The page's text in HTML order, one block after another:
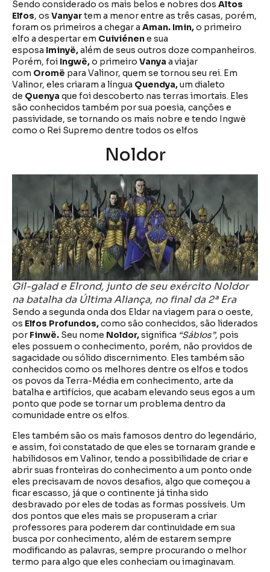
Sendo considerado os mais belos e nobres dos Altos
Elfos, os Vanyartem a menor entre as três casas, porém,
foram os primeiros a chegar a Aman. Imin,o primeiro
elfo a despertar em Cuiviénene sua
esposa Iminyë,além de seus outros doze companheiros.
Porém, foi Ingwë,o primeiro Vanya a viajar
com Oromë para Valinor, quem se tornou seu rei. Em
Valinor, eles criaram a língua Quendya,um dialeto
de Quenya que foi descoberto nas terras imortais. Eles
são conhecidos também por sua poesia, canções e
passividade, se tornando os mais nobre e tendo Ingwë
como o Rei Supremo dentre todos os elfos
Noldor
Gil-galad e Elrond, junto de seu exército Noldor
na batalha da Última Aliança, no final da 2ª Era
Sendo a segunda onda dos Eldar na viagem para o oeste,
os Elfos Profundos,como são conhecidos, são liderados
por Finwë. Seu nome Noldor,significa “Sábios”, pois
eles possuem o conhecimento, porém, não providos de
sagacidade ou sólido discernimento. Eles também são
conhecidos como os melhores dentre os elfos e todos
os povos da Terra-Média em conhecimento, arte da
batalha e artifícios, que acabam elevando seus egos a um
ponto que pode se tornar um problema dentro da
comunidade entre os elfos.
Eles também são os mais famosos dentro do legendário,
e assim, foi constatado de que eles se tornaram grande e
habilidosos em Valinor, tendo a possibilidade de criar e
abrir suas fronteiras do conhecimento a um ponto onde
eles precisavam de novos desafios, algo que começou a
ficar escasso, já que o continente já tinha sido
desbravado por eles de todas as formas possíveis. Um
dos pontos que eles mais se propuseram a criar
professores para poderem dar continuidade em sua
busca por conhecimento, além de estarem sempre
modificando as palavras, sempre procurando o melhor
termo para algo que eles conheciam ou imaginavam.